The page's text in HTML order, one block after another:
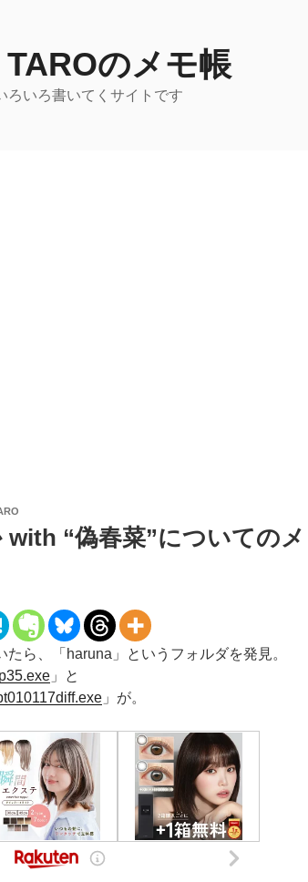
のメモ帳
ろいろ書いてくサイトです
with “偽春菜”についてのメ
ら、「haruna」というフォルダを発見。
」と
」が。